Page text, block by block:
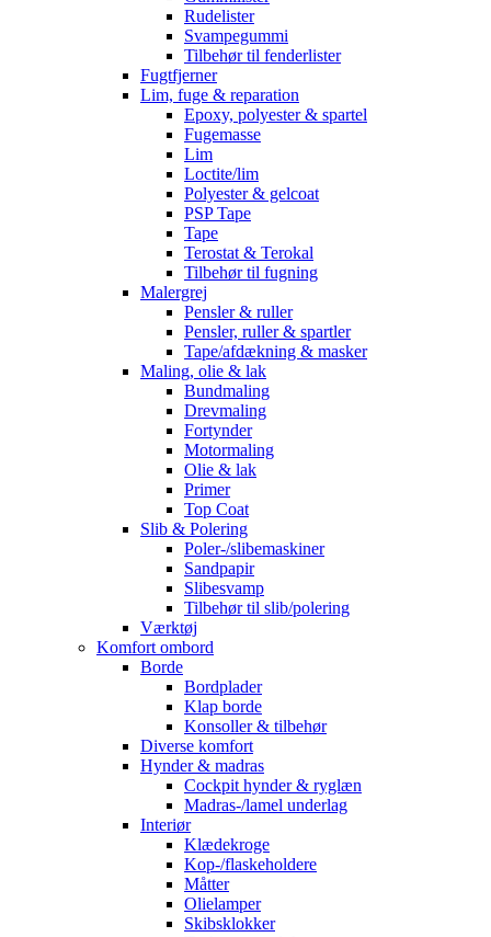
Rudelister
Svampegummi
Tilbehør til fenderlister
Fugtfjerner
Lim, fuge & reparation
Epoxy, polyester & spartel
Fugemasse
Lim
Loctite/lim
Polyester & gelcoat
PSP Tape
Tape
Terostat & Terokal
Tilbehør til fugning
Malergrej
Pensler & ruller
Pensler, ruller & spartler
Tape/afdækning & masker
Maling, olie & lak
Bundmaling
Drevmaling
Fortynder
Motormaling
Olie & lak
Primer
Top Coat
Slib & Polering
Poler-/slibemaskiner
Sandpapir
Slibesvamp
Tilbehør til slib/polering
Værktøj
Komfort ombord
Borde
Bordplader
Klap borde
Konsoller & tilbehør
Diverse komfort
Hynder & madras
Cockpit hynder & ryglæn
Madras-/lamel underlag
Interiør
Klædekroge
Kop-/flaskeholdere
Måtter
Olielamper
Skibsklokker